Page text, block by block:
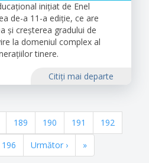
inițiat de Enel
de-a 11-a ediție, ce are
și creșterea gradului de
la domeniul complex al
tinere.
Citiţi mai departe
Pagina
189 Pagina
190 Pagina
191 Pagina
192
Pagina
196
Pagina
următoare
Următor ›
Ultima
pagină
»